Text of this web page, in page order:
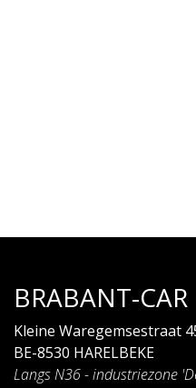
BRABANT-
Kleine Waregemsestraat
BE-8530 HARELBEKE
Langs N36 - industriezone